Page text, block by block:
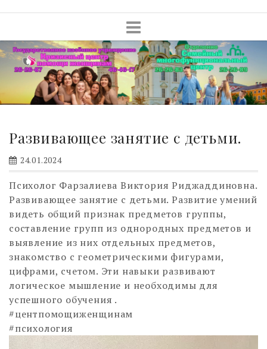
Развивающее занятие с детьми.
24.01.2024
Психолог Фарзалиева Виктория Риджаддиновна.
Развивающее занятие с детьми. Развитие умений
видеть общий признак предметов группы,
составление групп из однородных предметов и
выявление из них отдельных предметов,
знакомство с геометрическими фигурами,
цифрами, счетом. Эти навыки развивают
логическое мышление и необходимы для
успешного обучения .
#центпомощиженщинам
#психология
Видеоплеер